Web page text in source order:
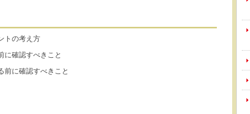
トの考え方
に確認すべきこと
前に確認すべきこと